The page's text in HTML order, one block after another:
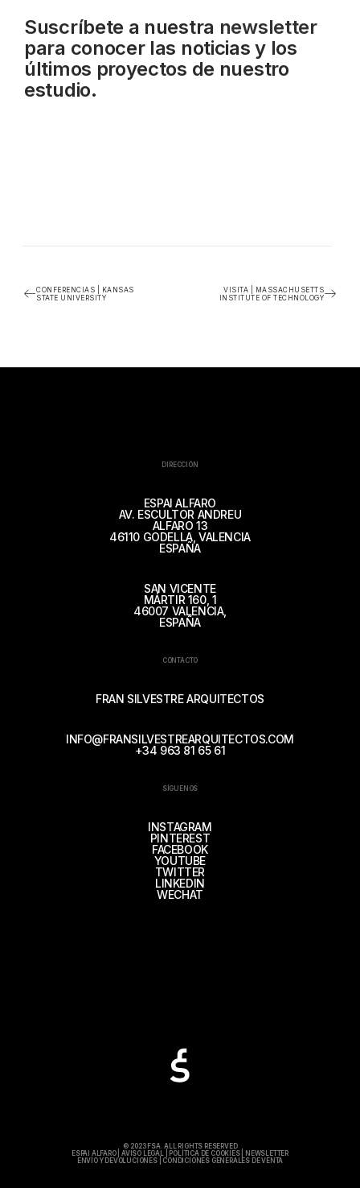
Suscríbete a nuestra newsletter
para conocer las noticias y los
últimos proyectos de nuestro
estudio.
CONFERENCIAS | KANSAS
STATE UNIVERSITY
VISITA | MASSACHUSETTS
INSTITUTE OF TECHNOLOGY
DIRECCIÓN
ESPAI ALFARO
AV. ESCULTOR ANDREU
ALFARO 13
46110 GODELLA, VALENCIA
ESPAÑA
SAN VICENTE
MÁRTIR 160, 1
46007 VALENCIA,
ESPAÑA
CONTACTO
FRAN SILVESTRE ARQUITECTOS
INFO@FRANSILVESTREARQUITECTOS.COM
+34 963 81 65 61
SÍGUENOS
INSTAGRAM
PINTEREST
FACEBOOK
YOUTUBE
TWITTER
LINKEDIN
WECHAT
© 2023 FSA. ALL RIGHTS RESERVED
ESPAI ALFARO|AVISO LEGAL POLÍTICA DE COOKIES|
NEWSLETTER
ENVÍO Y DEVOLUCIONES| CONDICIONES GENERALES DE VENTA